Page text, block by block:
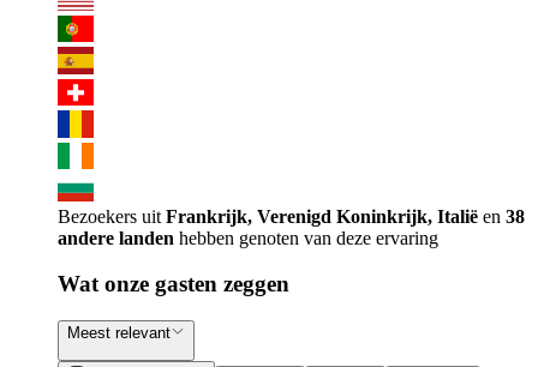
Bezoekers uit Frankrijk, Verenigd Koninkrijk, Italië en 38
andere landen hebben genoten van deze ervaring
Wat onze gasten zeggen
Meest relevant